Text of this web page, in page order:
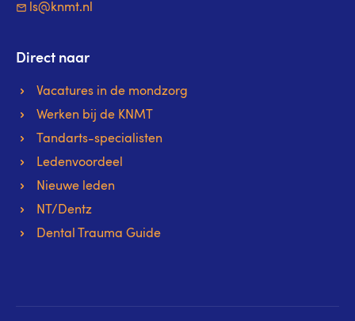
ls@knmt.nl
Direct naar
Vacatures in de mondzorg
Werken bij de KNMT
Tandarts-specialisten
Ledenvoordeel
Nieuwe leden
NT/Dentz
Dental Trauma Guide